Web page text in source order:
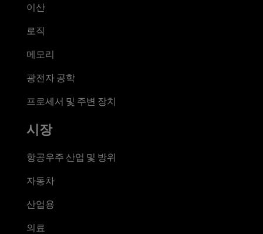
이산
로직
메모리
광전자 공학
프로세서 및 주변 장치
시장
항공우주 산업 및 방위
자동차
산업용
의료